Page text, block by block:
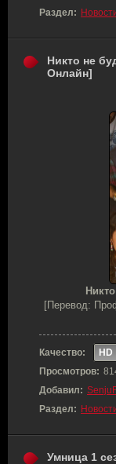
Раздел:
Никто не
Онлайн]
[Перевод:
Качество:
HD
Просмотров:
Добавил:
Раздел:
Умница 1